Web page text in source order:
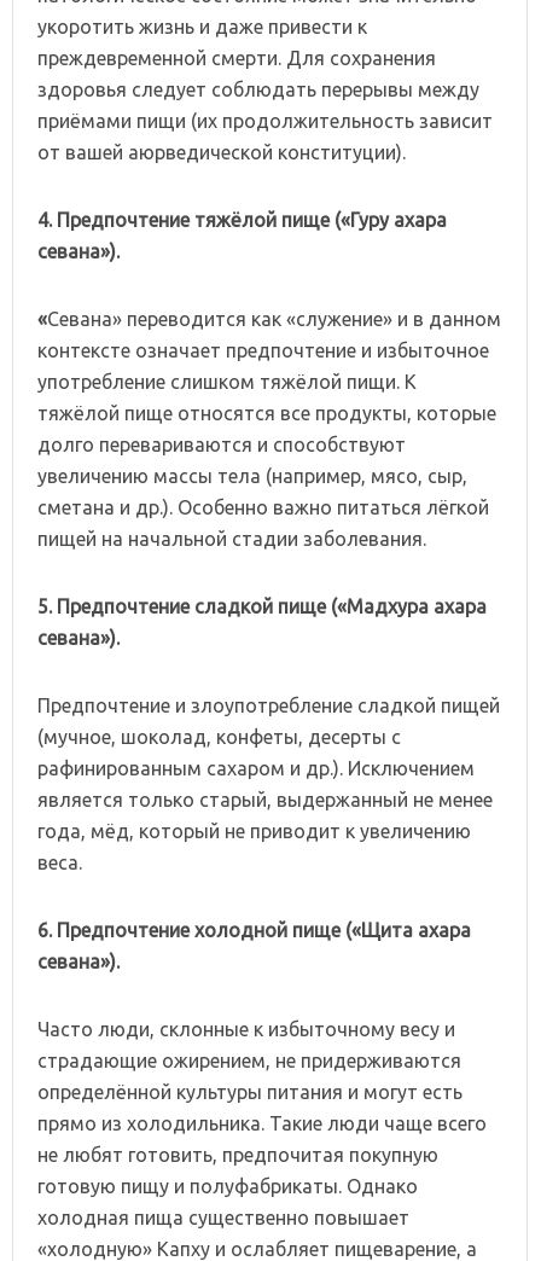
укоротить жизнь и даже привести к
преждевременной смерти. Для сохранения
здоровья следует соблюдать перерывы между
приёмами пищи (их продолжительность зависит
от вашей аюрведической конституции).
4. Предпочтение тяжёлой пище («Гуру ахара
севана»).
«Севана» переводится как «служение» и в данном
контексте означает предпочтение и избыточное
употребление слишком тяжёлой пищи. К
тяжёлой пище относятся все продукты, которые
долго перевариваются и способствуют
увеличению массы тела (например, мясо, сыр,
сметана и др.). Особенно важно питаться лёгкой
пищей на начальной стадии заболевания.
5. Предпочтение сладкой пище («Мадхура ахара
севана»).
Предпочтение и злоупотребление сладкой пищей
(мучное, шоколад, конфеты, десерты с
рафинированным сахаром и др.). Исключением
является только старый, выдержанный не менее
года, мёд, который не приводит к увеличению
веса.
6. Предпочтение холодной пище («Щита ахара
севана»).
Часто люди, склонные к избыточному весу и
страдающие ожирением, не придерживаются
определённой культуры питания и могут есть
прямо из холодильника. Такие люди чаще всего
не любят готовить, предпочитая покупную
готовую пищу и полуфабрикаты. Однако
холодная пища существенно повышает
«холодную» Капху и ослабляет пищеварение, а